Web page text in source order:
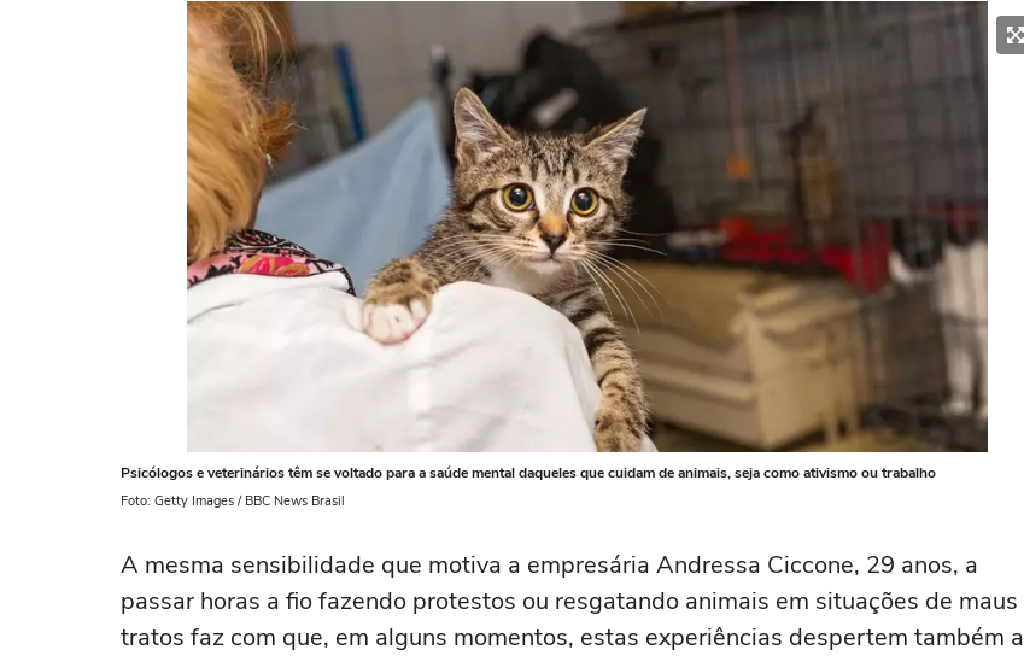
Psicólogos e veterinários têm se voltado para a saúde mental daqueles que cuidam de animais, seja como ativismo ou trabalho
Foto: Getty Images / BBC News Brasil
A mesma sensibilidade que motiva a empresária Andressa Ciccone, 29 anos, a
passar horas a fio fazendo protestos ou resgatando animais em situações de maus
tratos faz com que, em alguns momentos, estas experiências despertem também a